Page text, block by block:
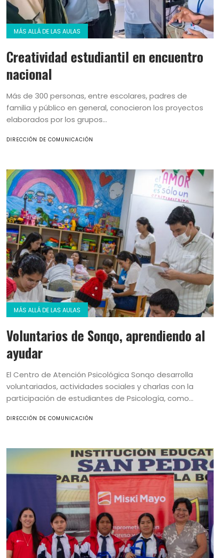
MÁS ALLÁ DE LAS AULAS
Creatividad estudiantil en encuentro
nacional
Más de 300 personas, entre escolares, padres de
familia y público en general, conocieron los proyectos
elaborados por los grupos...
DIRECCIÓN DE COMUNICACIÓN
MÁS ALLÁ DE LAS AULAS
Voluntarios de Sonqo, aprendiendo al
ayudar
El Centro de Atención Psicológica Sonqo desarrolla
voluntariados, actividades sociales y charlas con la
participación de estudiantes de Psicología, como...
DIRECCIÓN DE COMUNICACIÓN